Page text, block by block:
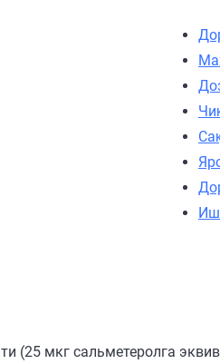
(25 мкг сальметеролга